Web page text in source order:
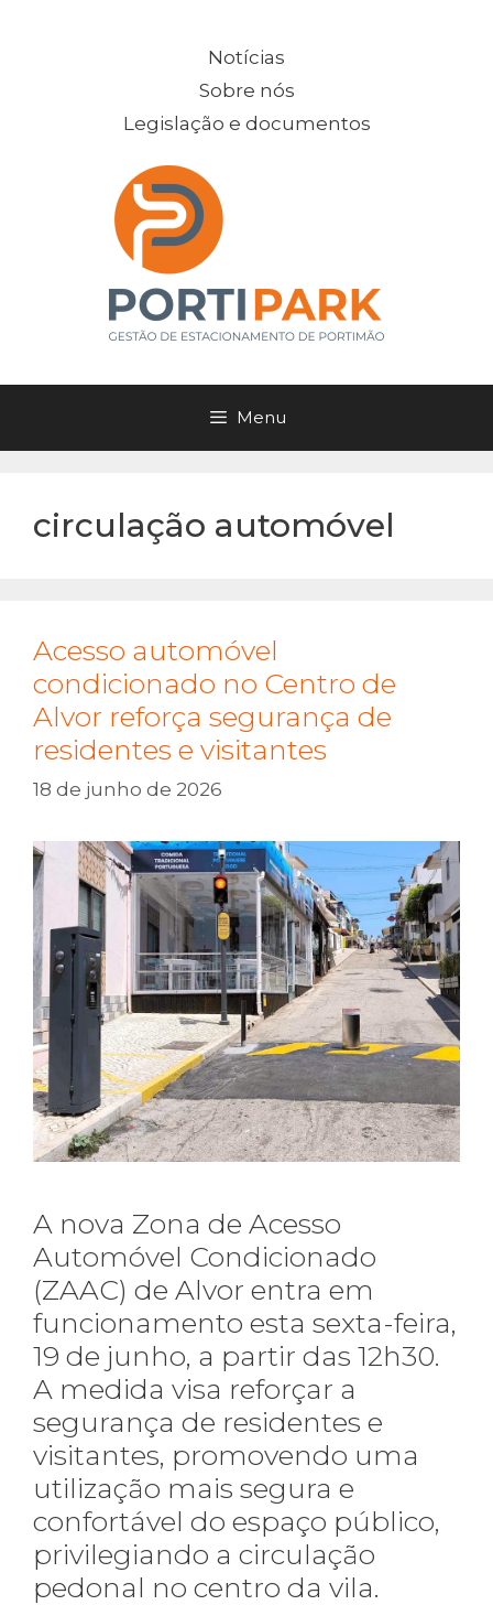
Notícias
Sobre nós
Legislação e documentos
Menu
circulação automóvel
Acesso automóvel
condicionado no Centro de
Alvor reforça segurança de
residentes e visitantes
18 de junho de 2026
A nova Zona de Acesso
Automóvel Condicionado
(ZAAC) de Alvor entra em
funcionamento esta sexta-feira,
19 de junho, a partir das 12h30.
A medida visa reforçar a
segurança de residentes e
visitantes, promovendo uma
utilização mais segura e
confortável do espaço público,
privilegiando a circulação
pedonal no centro da vila.